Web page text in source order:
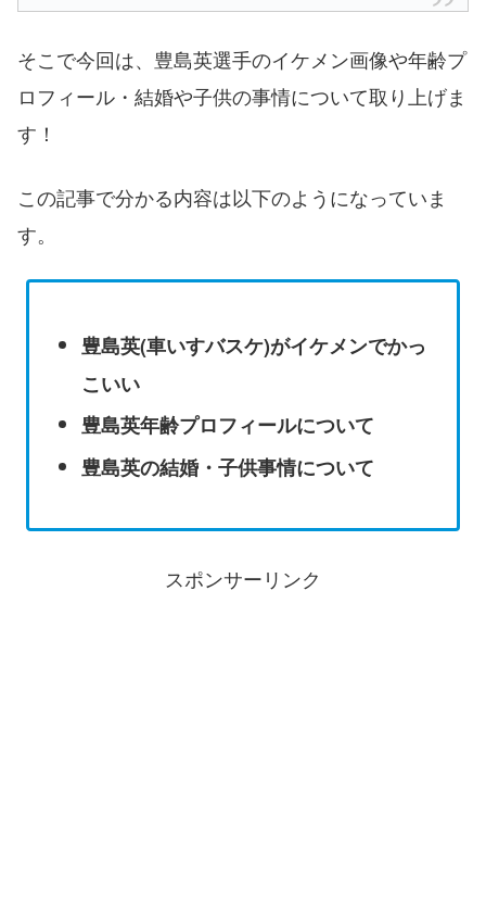
そこで今回は、豊島英選手のイケメン画像や年齢プ
ロフィール・結婚や子供の事情について取り上げま
す！
この記事で分かる内容は以下のようになっていま
す。
豊島英(車いすバスケ)がイケメンでかっ
こいい
豊島英年齢プロフィールについて
豊島英の結婚・子供事情について
スポンサーリンク